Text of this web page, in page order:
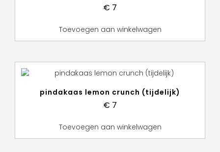
€ 7
Toevoegen aan winkelwagen
pindakaas lemon crunch (tijdelijk)
€ 7
Toevoegen aan winkelwagen